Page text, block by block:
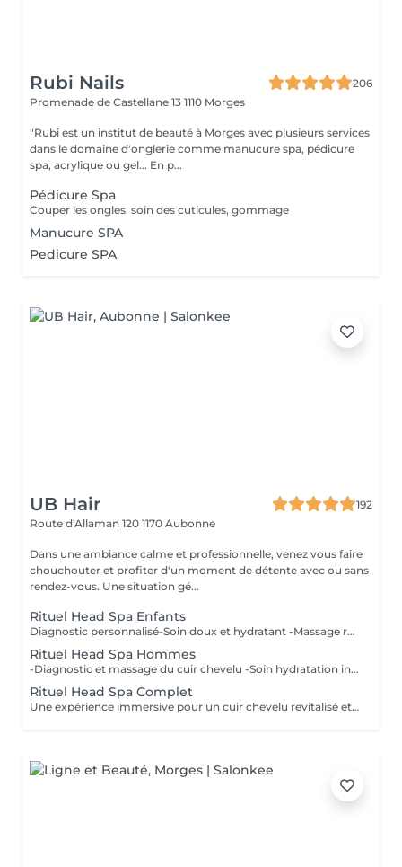
Rubi Nails
206
Promenade de Castellane 13 1110 Morges
"Rubi est un institut de beauté à Morges avec plusieurs services
dans le domaine d'onglerie comme manucure spa, pédicure
spa, acrylique ou gel... En p...
Pédicure Spa
Couper les ongles, soin des cuticules, gommage
Manucure SPA
Pedicure SPA
UB Hair
192
Route d'Allaman 120 1170 Aubonne
Dans une ambiance calme et professionnelle, venez vous faire
chouchouter et profiter d'un moment de détente avec ou sans
rendez-vous. Une situation gé...
Rituel Head Spa Enfants
Diagnostic personnalisé-Soin doux et hydratant -Massage relaxant -Séchage
Rituel Head Spa Hommes
-Diagnostic et massage du cuir chevelu -Soin hydratation intense - Massage au huiles essentielles - Évacuation des tensions -Infusion aromatique repartez l'esprit léger
Rituel Head Spa Complet
Une expérience immersive pour un cuir chevelu revitalisé et une détente profonde: -Diagnostic personnalisé-Gommage -Stimulation et purification en douceur -Masque Réparateur - Massage rééquilibrant - Libération totale des tensions -Coiffage pour une chevelure soyeuse et hydratée - Infusion bien-être